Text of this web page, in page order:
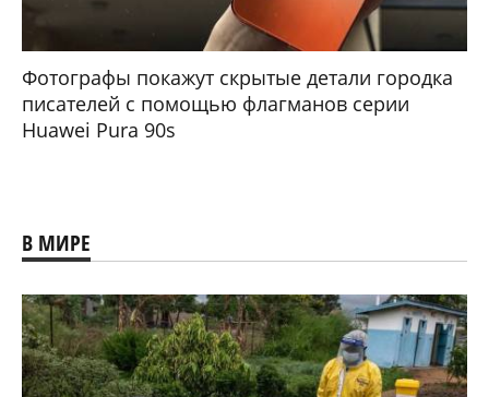
Фотографы покажут скрытые детали городка
писателей с помощью флагманов серии
Huawei Pura 90s
В МИРЕ